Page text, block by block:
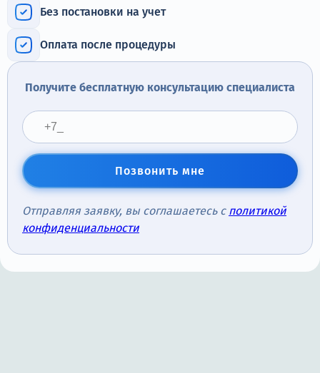
+7 (905) 483-87-88
Адрес call-центра
Москва, 1-й Новокузнецкий переулок, 10с1
Без постановки на учет
Оплата после процедуры
Получите бесплатную консультацию специалиста
Позвонить мне
Отправляя заявку, вы соглашаетесь с политикой
конфиденциальности